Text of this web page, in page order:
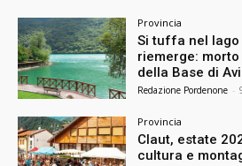
Provincia
Si tuffa nel
riemerge:
della Base di
Redazione Pordenone -
Provincia
Claut, estate
cultura e